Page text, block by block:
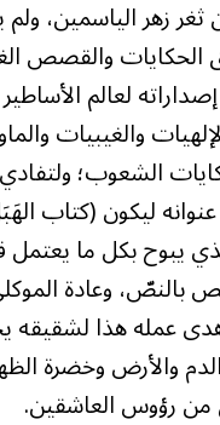
ثغر زهر الياسمين،
والقصص
لعالم الأساطير
والغيبيات
الشعوب؛
ليكون (كتاب
يبوح بكل ما
بالنصّ، وعادة
عمله هذا لشقيقه
والأرض وخضرة
من رؤوس العاشقين.